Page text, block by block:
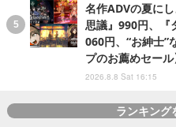
名作ADVの夏に
思議』990円、『
060円、“お紳士”
プのお薦めセール
2026.8.8 Sat 16:15
ランキング